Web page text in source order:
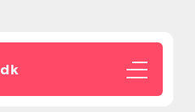
dk